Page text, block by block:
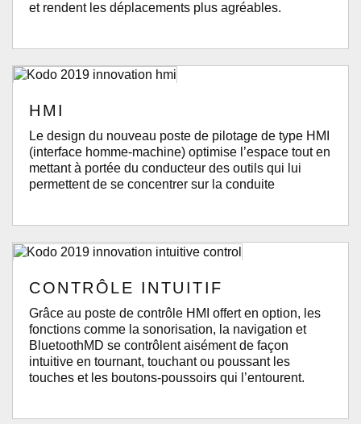
et rendent les déplacements plus agréables.
HMI
Le design du nouveau poste de pilotage de type HMI
(interface homme-machine) optimise l’espace tout en
mettant à portée du conducteur des outils qui lui
permettent de se concentrer sur la conduite
CONTRÔLE INTUITIF
Grâce au poste de contrôle HMI offert en option, les
fonctions comme la sonorisation, la navigation et
BluetoothMD se contrôlent aisément de façon
intuitive en tournant, touchant ou poussant les
touches et les boutons-poussoirs qui l’entourent.